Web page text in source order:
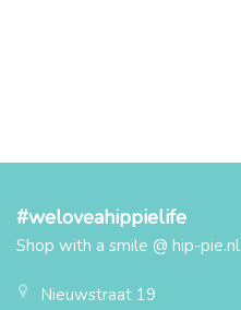
#weloveahippielife
Shop with a smile @ hip-pie.nl
Nieuwstraat 19